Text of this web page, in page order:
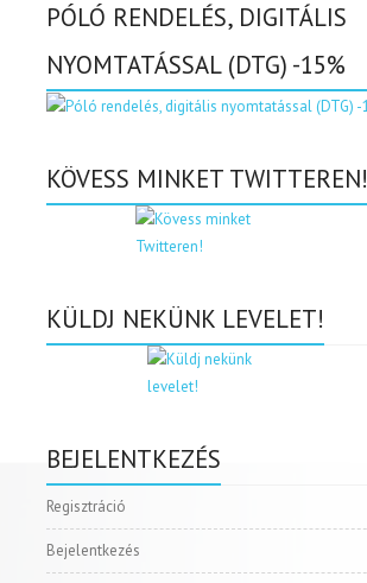
PÓLÓ RENDELÉS, DIGITÁLIS
NYOMTATÁSSAL (DTG) -15%
KÖVESS MINKET TWITTEREN!
KÜLDJ NEKÜNK LEVELET!
BEJELENTKEZÉS
Regisztráció
Bejelentkezés